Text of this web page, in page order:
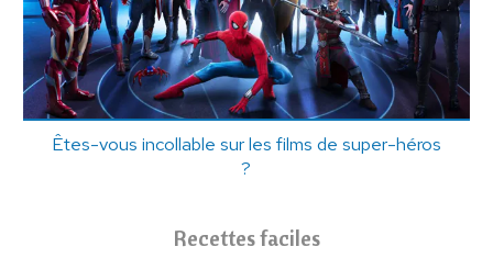
Êtes-vous incollable sur les films de super-héros
?
Recettes faciles